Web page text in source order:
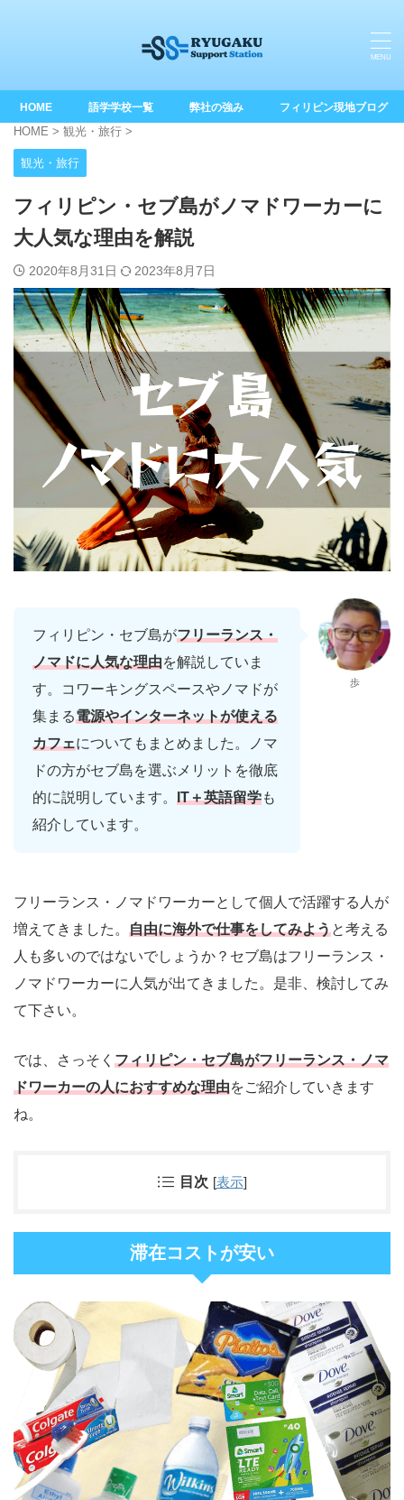
HOME 語学学校一覧 弊社の強み フィリピン現地ブログ
HOME > 観光・旅行 >
観光・旅行
フィリピン・セブ島がノマドワーカーに
大人気な理由を解説
2020年8月31日 2023年8月7日
フィリピン・セブ島がフリーランス・
ノマドに人気な理由を解説していま
す。コワーキングスペースやノマドが
集まる電源やインターネットが使える
カフェについてもまとめました。ノマ
ドの方がセブ島を選ぶメリットを徹底
的に説明しています。 IT＋英語留学も
紹介しています。
歩
フリーランス・ノマドワーカーとして個人で活躍する人が
増えてきました。 自由に海外で仕事をしてみようと考える
人も多いのではないでしょうか？セブ島はフリーランス・
ノマドワーカーに人気が出てきました。是非、検討してみ
て下さい。
では、さっそく フィリピン・セブ島がフリーランス・ノマ
ドワーカーの人におすすめな理由をご紹介していきます
ね。
目次 [表示]
滞在コストが安い